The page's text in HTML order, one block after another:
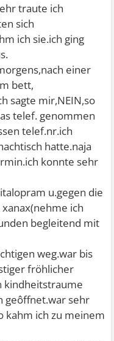
traute ich
sich
ich sie.ich ging
einer
bett,
sagte mir,NEIN,so
telef. genommen
telef.nr.ich
hatte.naja
konnte sehr
u.gegen die
ich
begleitend mit
weg.war bis
fröhlicher
kindheitstraume
geôffnet.war sehr
kahm ich zu meinem